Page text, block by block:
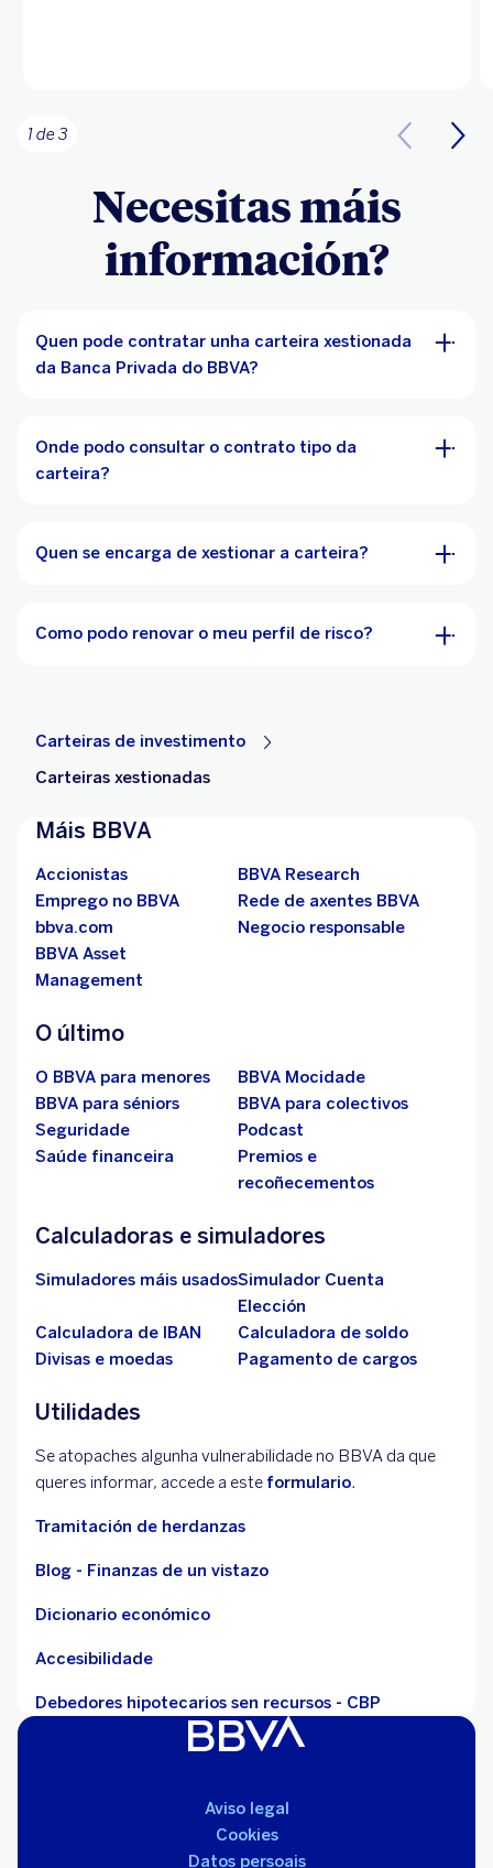
1 de 3
Necesitas máis
información?
Quen pode contratar unha carteira xestionada
da Banca Privada do BBVA?
Onde podo consultar o contrato tipo da
carteira?
Quen se encarga de xestionar a carteira?
Como podo renovar o meu perfil de risco?
Carteiras de investimento
Carteiras xestionadas
Máis BBVA
Accionistas
BBVA Research
Emprego no BBVA
Rede de axentes BBVA
bbva.com
Negocio responsable
BBVA Asset
Management
O último
O BBVA para menores
BBVA Mocidade
BBVA para séniors
BBVA para colectivos
Seguridade
Podcast
Saúde financeira
Premios e
recoñecementos
Calculadoras e simuladores
Simuladores máis usadosSimulador Cuenta
Elección
Calculadora de IBAN
Calculadora de soldo
Divisas e moedas
Pagamento de cargos
Utilidades
Se atopaches algunha vulnerabilidade no BBVA da que
queres informar, accede a este formulario.
Tramitación de herdanzas
Blog - Finanzas de un vistazo
Dicionario económico
Accesibilidade
Debedores hipotecarios sen recursos - CBP
Aviso legal
Cookies
Datos persoais